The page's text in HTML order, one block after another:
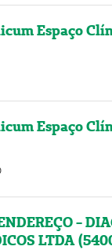
Espaço
Espaço
-
LTDA